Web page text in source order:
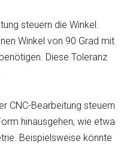
steuern die Winkel.
Winkel von 90 Grad mit
Diese Toleranz
CNC-Bearbeitung steuern
hinausgehen, wie etwa
Beispielsweise könnte